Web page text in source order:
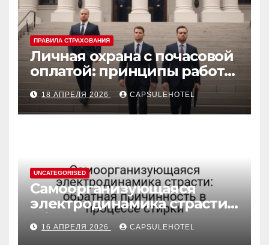
ПРАВИЛА СТРАХОВАНИЯ
Личная охрана с почасовой
оплатой: принципы работы
и правовые аспекты
18 АПРЕЛЯ 2026 CAPSULEHOTEL
UNCATEGORISED
Самоорганизующаяся
электродинамика страсти:
обратная причинность в
процессе стирки
16 АПРЕЛЯ 2026 CAPSULEHOTEL